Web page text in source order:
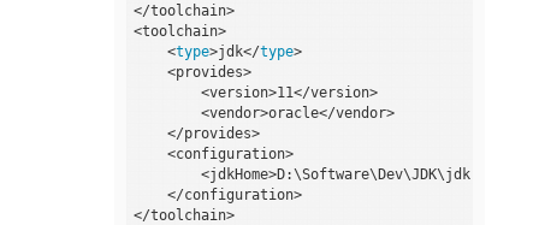
</toolchain>
<toolchain>
    <
type>jdk</type>
    <provides>
        <version>11</version>
        <vendor>oracle</vendor>
    </provides>
    <configuration>
<jdkHome>D:\Software\Dev\JDK\jdk-
    </configuration>
</toolchain>